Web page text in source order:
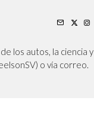
los autos, la ciencia y
o vía correo.